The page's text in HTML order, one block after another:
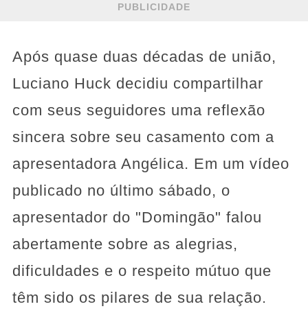
PUBLICIDADE
Após quase duas décadas de união,
Luciano Huck decidiu compartilhar
com seus seguidores uma reflexão
sincera sobre seu casamento com a
apresentadora Angélica. Em um vídeo
publicado no último sábado, o
apresentador do "Domingão" falou
abertamente sobre as alegrias,
dificuldades e o respeito mútuo que
têm sido os pilares de sua relação.